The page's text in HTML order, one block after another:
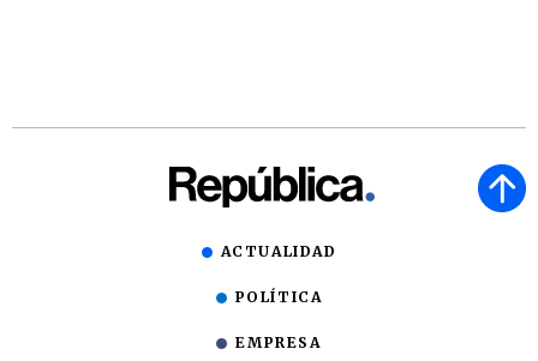
ACTUALIDAD
POLÍTICA
EMPRESA